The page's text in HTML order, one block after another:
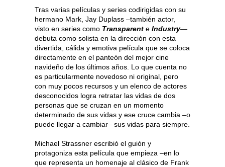
Tras varias películas y series codirigidas con su
hermano Mark, Jay Duplass –también actor,
visto en series como Transparent e Industry—
debuta como solista en la dirección con esta
divertida, cálida y emotiva película que se coloca
directamente en el panteón del mejor cine
navideño de los últimos años. Lo que cuenta no
es particularmente novedoso ni original, pero
con muy pocos recursos y un elenco de actores
desconocidos logra retratar las vidas de dos
personas que se cruzan en un momento
determinado de sus vidas y ese cruce cambia –o
puede llegar a cambiar– sus vidas para siempre.
Michael Strassner escribió el guión y
protagoniza esta película que empieza –en lo
que representa un homenaje al clásico de Frank